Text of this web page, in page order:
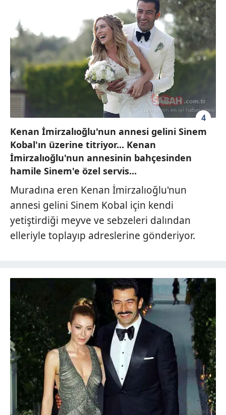
4
Kenan İmirzalıoğlu'nun annesi gelini Sinem
Kobal'ın üzerine titriyor... Kenan
İmirzalıoğlu'nun annesinin bahçesinden
hamile Sinem'e özel servis...
Muradına eren Kenan İmirzalıoğlu'nun
annesi gelini Sinem Kobal için kendi
yetiştirdiği meyve ve sebzeleri dalından
elleriyle toplayıp adreslerine gönderiyor.